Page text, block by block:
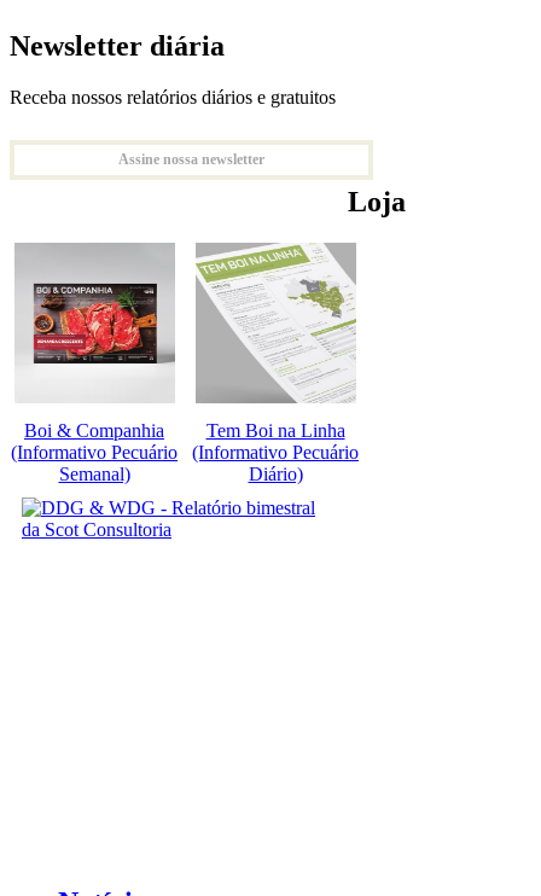
Newsletter diária
Receba nossos relatórios diários e gratuitos
Assine nossa newsletter
Loja
Boi & Companhia
(Informativo Pecuário
Semanal)
Tem Boi na Linha
(Informativo Pecuário
Diário)